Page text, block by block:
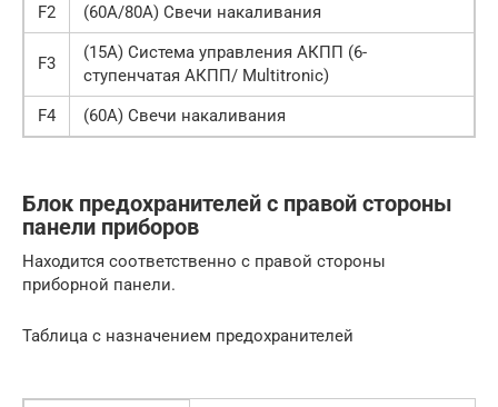
F2
(60A/80A) Свечи накаливания
F3
(15A) Система управления АКПП (6-
ступенчатая АКПП/ Multitronic)
F4
(60A) Свечи накаливания
Блок предохранителей с правой стороны
панели приборов
Находится соответственно с правой стороны
приборной панели.
Таблица с назначением предохранителей